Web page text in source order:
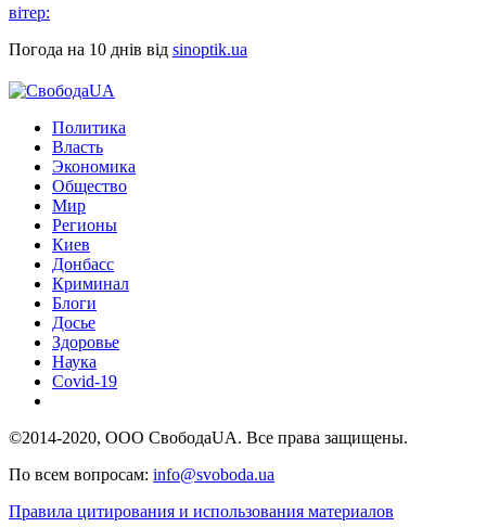
вітер:
Погода на 10 днів від sinoptik.ua
Политика
Власть
Экономика
Общество
Мир
Регионы
Киев
Донбасс
Криминал
Блоги
Досье
Здоровье
Наука
Covid-19
©2014-2020, ООО СвободаUA. Все права защищены.
По всем вопросам: info@svoboda.ua
Правила цитирования и использования материалов